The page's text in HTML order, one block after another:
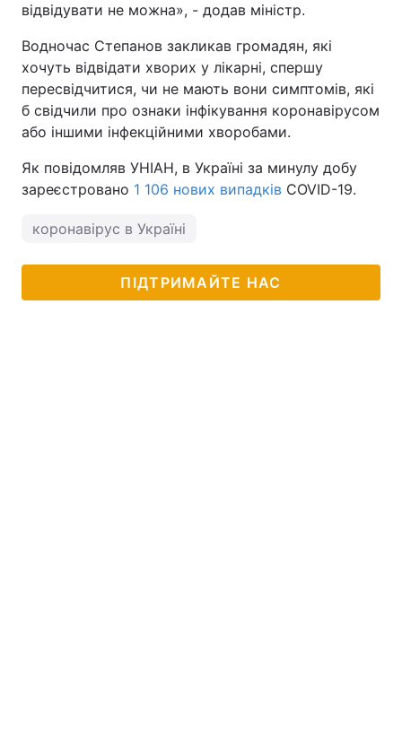
відвідувати не можна», - додав міністр.
Водночас Степанов закликав громадян, які
хочуть відвідати хворих у лікарні, спершу
пересвідчитися, чи не мають вони симптомів, які
б свідчили про ознаки інфікування коронавірусом
або іншими інфекційними хворобами.
Як повідомляв УНІАН, в Україні за минулу добу
зареєстровано 1 106 нових випадків COVID-19.
коронавірус в Україні
ПІДТРИМАЙТЕ НАС